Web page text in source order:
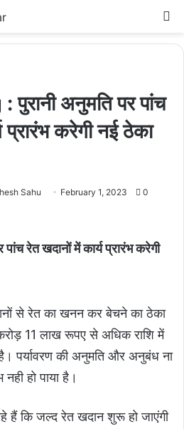
अनुमति पर पांच
प्रारंभ करेगी नई ठेका
Sahu February 1, 2023 0
रेत खदानों में कार्य प्रारंभ करेगी
से रेत का खनन कर बेचने का ठेका
11 लाख रूपए से अधिक राशि में
पर्यावरण की अनुमति और अनुबंध ना
हो पाया है।
हैं कि जल्द रेत खदान शुरू हो जाएंगी